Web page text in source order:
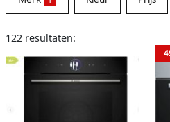
122 resultaten: